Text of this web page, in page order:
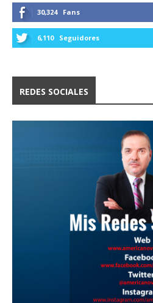
30,324 Fans
6,110 Seguidores
REDES SOCIALES